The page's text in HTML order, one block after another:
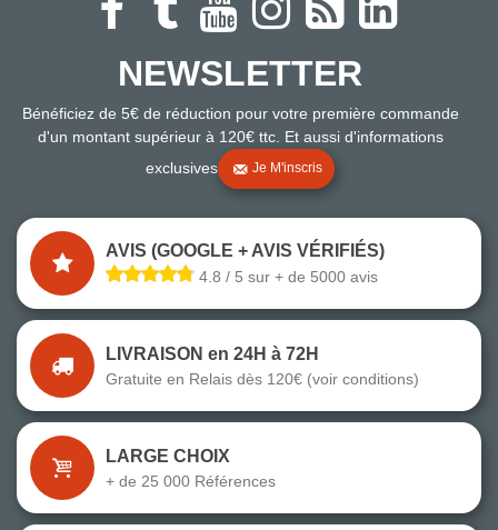
NEWSLETTER
Bénéficiez de 5€ de réduction pour votre première commande
d'un montant supérieur à 120€ ttc. Et aussi d'informations
exclusives
Je M'inscris
AVIS (GOOGLE + AVIS VÉRIFIÉS)
4.8 / 5 sur + de 5000 avis
LIVRAISON en 24H à 72H
Gratuite en Relais dès 120€ (voir conditions)
LARGE CHOIX
+ de 25 000 Références